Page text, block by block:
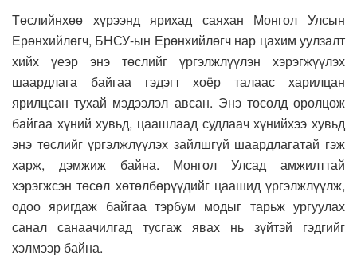
Төслийнхөө хүрээнд ярихад саяхан Монгол Улсын
Ерөнхийлөгч, БНСУ-ын Ерөнхийлөгч нар цахим уулзалт
хийх үеэр энэ төслийг үргэлжлүүлэн хэрэгжүүлэх
шаардлага байгаа гэдэгт хоёр талаас харилцан
ярилцсан тухай мэдээлэл авсан. Энэ төсөлд оролцож
байгаа хүний хувьд, цаашлаад судлаач хүнийхээ хувьд
энэ төслийг үргэлжлүүлэх зайлшгүй шаардлагатай гэж
харж, дэмжиж байна. Монгол Улсад амжилттай
хэрэгжсэн төсөл хөтөлбөрүүдийг цаашид үргэлжлүүлж,
одоо яригдаж байгаа тэрбум модыг тарьж ургуулах
санал санаачилгад тусгаж явах нь зүйтэй гэдгийг
хэлмээр байна.